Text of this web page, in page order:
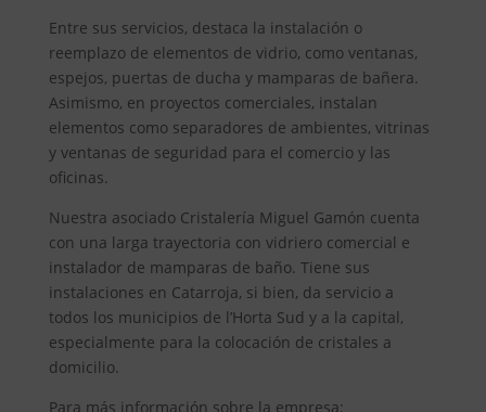
Entre sus servicios, destaca la instalación o
reemplazo de elementos de vidrio, como ventanas,
espejos, puertas de ducha y mamparas de bañera.
Asimismo, en proyectos comerciales, instalan
elementos como separadores de ambientes, vitrinas
y ventanas de seguridad para el comercio y las
oficinas.
Nuestra asociado Cristalería Miguel Gamón cuenta
con una larga trayectoria con vidriero comercial e
instalador de mamparas de baño. Tiene sus
instalaciones en Catarroja, si bien, da servicio a
todos los municipios de l’Horta Sud y a la capital,
especialmente para la colocación de cristales a
domicilio.
Para más información sobre la empresa: